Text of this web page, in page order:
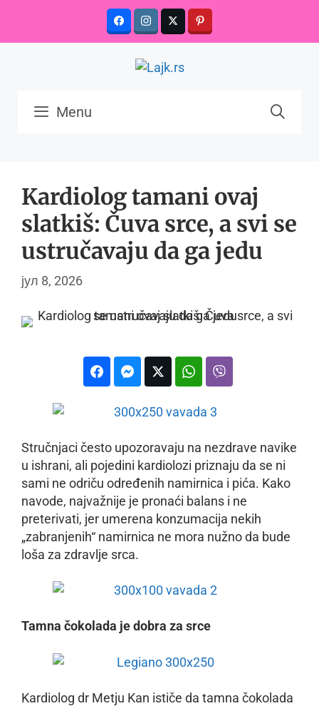
content
Menu
Kardiolog tamani ovaj
slatkiš: Čuva srce, a svi se
ustručavaju da ga jedu
јул 8, 2026
Stručnjaci često upozoravaju na nezdrave navike
u ishrani, ali pojedini kardiolozi priznaju da se ni
sami ne odriču određenih namirnica i pića. Kako
navode, najvažnije je pronaći balans i ne
preterivati, jer umerena konzumacija nekih
„zabranjenih“ namirnica ne mora nužno da bude
loša za zdravlje srca.
Tamna čokolada je dobra za srce
Kardiolog dr Metju Kan ističe da tamna čokolada